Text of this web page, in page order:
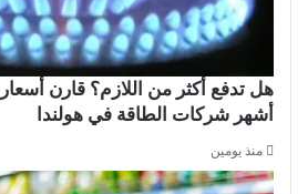
هل تدفع أكثر من اللازم؟ قارن أسعار
أشهر شركات الطاقة في هولندا
منذ يومين